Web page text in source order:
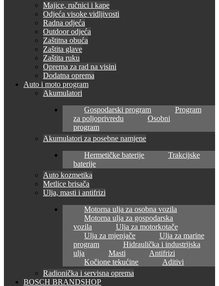
Majice, ručnici i kape
Odjeća visoke vidljivosti
Radna odjeća
Outdoor odjeća
Zaštitna obuća
Zaštita glave
Zaštita ruku
Oprema za rad na visini
Dodatna oprema
Auto i moto program
Akumulatori
Gospodarski program
Program
za poljoprivredu
Osobni
program
Akumulatori za posebne namjene
Hermetičke baterije
Trakcijske
baterije
Auto kozmetika
Metlice brisača
Ulja, masti i antifrizi
Motorna ulja za osobna vozila
Motorna ulja za gospodarska
vozila
Ulja za motorkotače
Ulja za mjenjače
Ulja za marine
program
Hidraulička i industrijska
ulja
Masti
Antifrizi
Kočione tekućine
Aditivi
Radionička i servisna oprema
BOSCH BRANDSHOP